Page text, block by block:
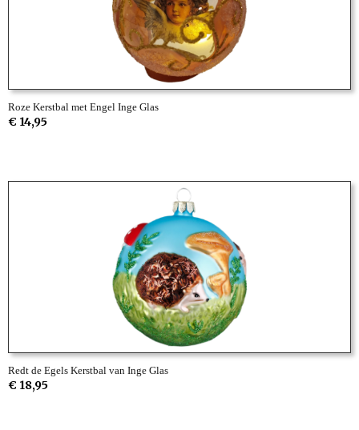
Roze Kerstbal met Engel Inge Glas
€ 14,95
Redt de Egels Kerstbal van Inge Glas
€ 18,95